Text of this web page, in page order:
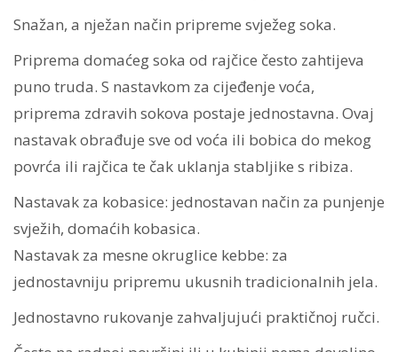
Snažan, a nježan način pripreme svježeg soka.
Priprema domaćeg soka od rajčice često zahtijeva
puno truda. S nastavkom za cijeđenje voća,
priprema zdravih sokova postaje jednostavna. Ovaj
nastavak obrađuje sve od voća ili bobica do mekog
povrća ili rajčica te čak uklanja stabljike s ribiza.
Nastavak za kobasice: jednostavan način za punjenje
svježih, domaćih kobasica.
Nastavak za mesne okruglice kebbe: za
jednostavniju pripremu ukusnih tradicionalnih jela.
Jednostavno rukovanje zahvaljujući praktičnoj ručci.